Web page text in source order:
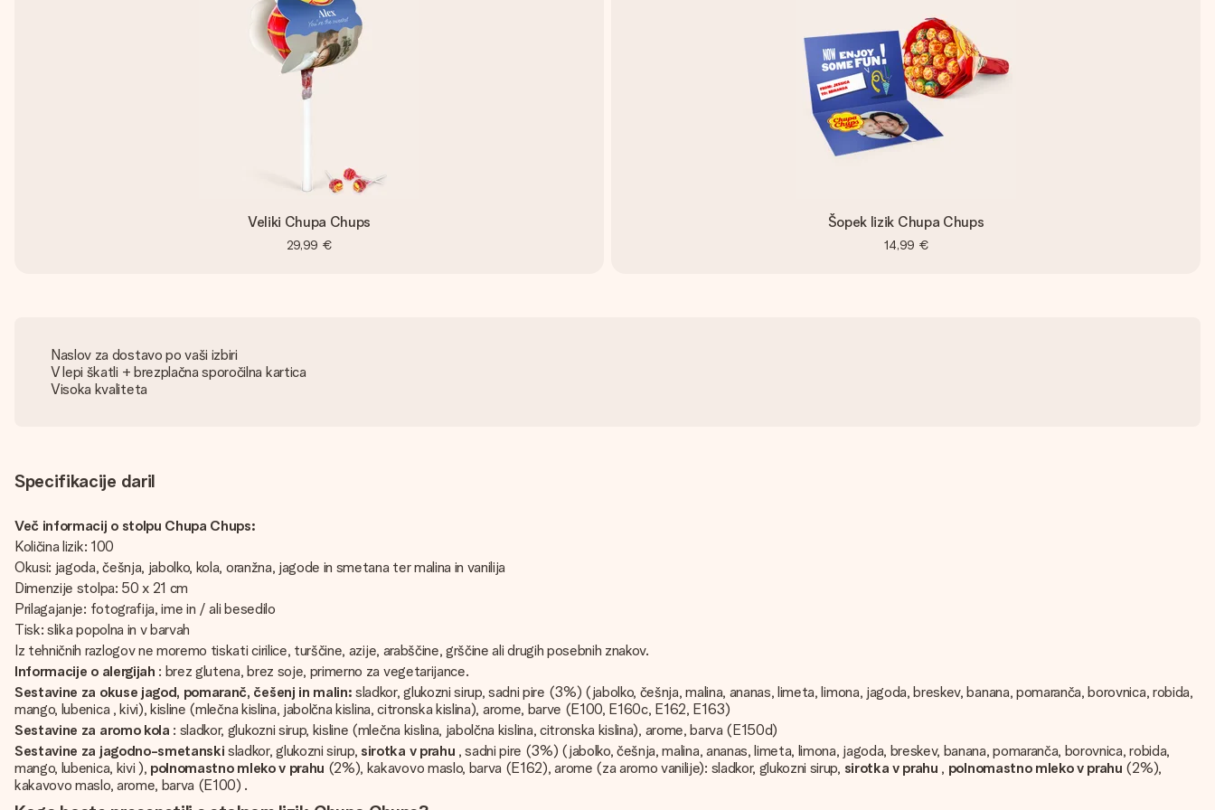
Veliki Chupa Chups
29,99 €
Šopek lizik Chupa Chups
14,99 €
Naslov za dostavo po vaši izbiri
V lepi škatli + brezplačna sporočilna kartica
Visoka kvaliteta
Specifikacije daril
Več informacij o stolpu Chupa Chups:
Količina lizik: 100
Okusi: jagoda, češnja, jabolko, kola, oranžna, jagode in smetana ter malina in vanilija
Dimenzije stolpa: 50 x 21 cm
Prilagajanje: fotografija, ime in / ali besedilo
Tisk: slika popolna in v barvah
Iz tehničnih razlogov ne moremo tiskati cirilice, turščine, azije, arabščine, grščine ali drugih posebnih znakov.
Informacije o alergijah : brez glutena, brez soje, primerno za vegetarijance.
Sestavine za okuse jagod, pomaranč, češenj in malin: sladkor, glukozni sirup, sadni pire (3%) (jabolko, češnja, malina, ananas, limeta, limona, jagoda, breskev, banana, pomaranča, borovnica, robida,
mango, lubenica , kivi), kisline (mlečna kislina, jabolčna kislina, citronska kislina), arome, barve (E100, E160c, E162, E163)
Sestavine za aromo kola : sladkor, glukozni sirup, kisline (mlečna kislina, jabolčna kislina, citronska kislina), arome, barva (E150d)
Sestavine za jagodno-smetanski sladkor, glukozni sirup, sirotka v prahu , sadni pire (3%) (jabolko, češnja, malina, ananas, limeta, limona, jagoda, breskev, banana, pomaranča, borovnica, robida,
mango, lubenica, kivi ), polnomastno mleko v prahu (2%), kakavovo maslo, barva (E162), arome (za aromo vanilije): sladkor, glukozni sirup, sirotka v prahu , polnomastno mleko v prahu (2%),
kakavovo maslo, arome, barva (E100) .